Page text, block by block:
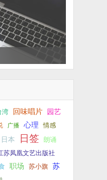
湾 回味唱片 园艺
广播 心理 情感
日本 日签 朗诵
苏凤凰文艺出版社
职场 苏小旗
苏